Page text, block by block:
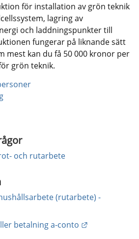
för installation av grön teknik
lagring av
och laddningspunkter till
fungerar på liknande sätt
mest kan du få 50 000 kronor per
grön teknik.
och rutarbete
(rutarbete) -
betalning a-conto